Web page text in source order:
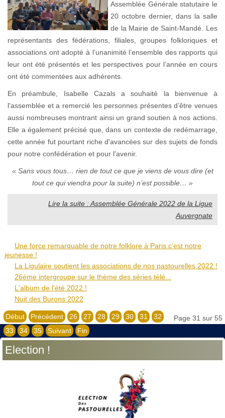
Assemblée Générale statutaire le
20 octobre dernier, dans la salle
de la Mairie de Saint-Mandé. Les
représentants des fédérations, filiales, groupes folkloriques et
associations ont adopté à l’unanimité l’ensemble des rapports qui
leur ont été présentés et les perspectives pour l’année en cours
ont été commentées aux adhérents.
En préambule, Isabelle Cazals a souhaité la bienvenue à
l'assemblée et a remercié les personnes présentes d’être venues
aussi nombreuses montrant ainsi un grand soutien à nos actions.
Elle a également précisé que, dans un contexte de redémarrage,
cette année fut pourtant riche d'avancées sur des sujets de fonds
pour notre confédération et pour l'avenir.
« Sans vous tous… rien de tout ce que je viens de vous dire (et
tout ce qui viendra pour la suite) n’est possible… »
Lire la suite : Assemblée Générale 2022 de la Ligue
Auvergnate
Une force remarquable de notre folklore à Paris c’est notre
jeunesse !
La Ligulaire soutient les associations de nos pastourelles 2022 !
26ème intergroupe sur le thème des séries télé...
L'album de l'été 2022 !
Nuit des Burons 2022
Page 31 sur 55
Début Précédent 26 27 28 29 30 31
32
33
34 35 Suivant Fin
Election !